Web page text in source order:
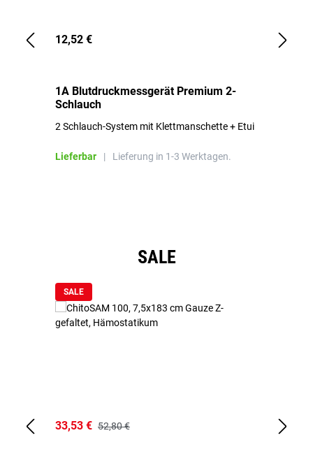
12,52 €
1A Blutdruckmessgerät Premium 2-
Schlauch
2 Schlauch-System mit Klettmanschette + Etui
Lieferbar | Lieferung in 1-3 Werktagen.
SALE
SALE
33,53 € 52,80 €